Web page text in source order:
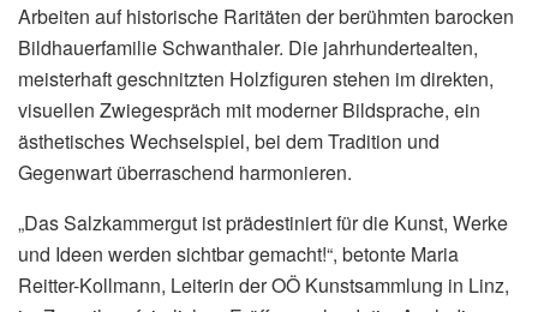
Arbeiten auf historische Raritäten der berühmten barocken
Bildhauerfamilie Schwanthaler. Die jahrhundertealten,
meisterhaft geschnitzten Holzfiguren stehen im direkten,
visuellen Zwiegespräch mit moderner Bildsprache, ein
ästhetisches Wechselspiel, bei dem Tradition und
Gegenwart überraschend harmonieren.
„Das Salzkammergut ist prädestiniert für die Kunst, Werke
und Ideen werden sichtbar gemacht!“, betonte Maria
Reitter-Kollmann, Leiterin der OÖ Kunstsammlung in Linz,